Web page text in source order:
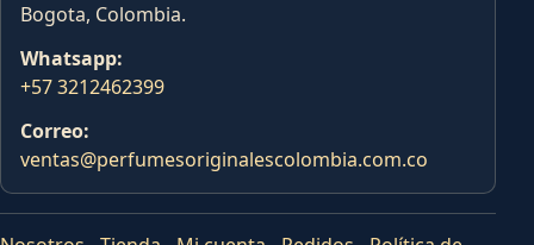
Bogota, Colombia.
Whatsapp:
+57 3212462399
Correo:
ventas@perfumesoriginalescolombia.com.co